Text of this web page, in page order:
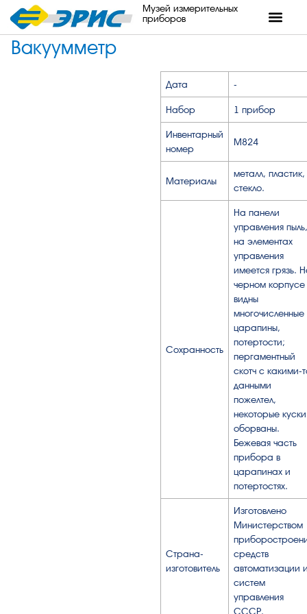
Музей измерительных
приборов
Вакуумметр
Дата -
Набор 1 прибор
Инвентарный
номер
М824
Материалы
металл, пластик,
стекло.
Сохранность
На панели
управления пыль,
на элементах
управления
имеется грязь.
черном корпусе
видны
многочисленные
царапины,
потертости;
пергаментный
скотч с какими-
данными
пожелтел,
некоторые куски
оборваны.
Бежевая часть
прибора в
царапинах и
потертостях.
Страна-
изготовитель
Изготовлено
Министерством
средств
автоматизации
систем
управления
СССР.